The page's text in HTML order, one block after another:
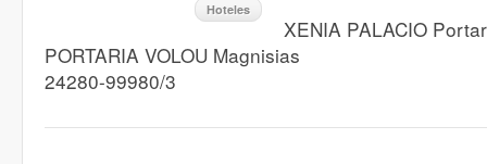
Hoteles
XENIA PALACIO
PORTARIA VOLOU Magnisias
24280-99980/3